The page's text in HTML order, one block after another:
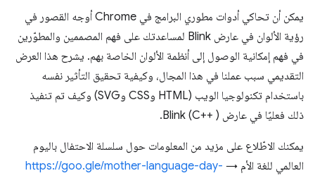
يمكن أن تحاكي أدوات مطوري البرامج في Chrome أوجه القصور في
رؤية الألوان في عارض Blink لمساعدتك على فهم المصممين والمطوّرين
في فهم إمكانية الوصول إلى أنظمة الألوان الخاصة بهم. يشرح هذا العرض
التقديمي سبب عملنا في هذا المجال، وكيفية تحقيق التأثير نفسه
باستخدام تكنولوجيا الويب (HTML وCSS وSVG) وكيف تم تنفيذ
ذلك فعليًا في عارض Blink (C++ ).
يمكنك الاطّلاع على مزيد من المعلومات حول سلسلة الاحتفال باليوم
العالمي للغة الأم → https://goo.gle/mother-language-day-